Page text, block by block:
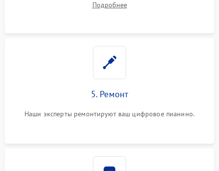
Подробнее
5. Ремонт
Наши эксперты ремонтируют ваш цифровое пианино.